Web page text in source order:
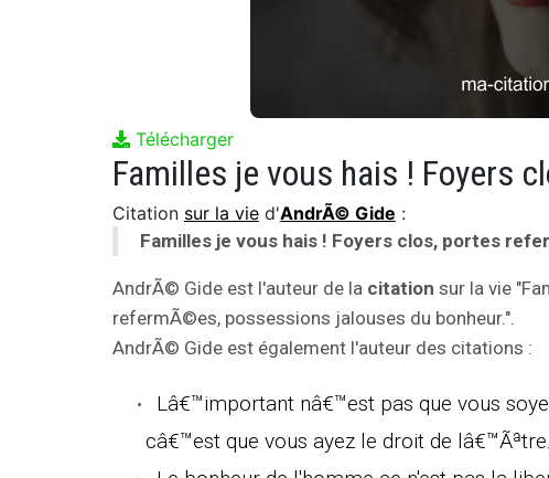
Télécharger
Citation sur la vie d'AndrÃ© Gide :
Familles je vous hais ! Foyers clos, portes
AndrÃ© Gide est l'auteur de la citation sur la vie
refermÃ©es, possessions jalouses du bonheur.".
AndrÃ© Gide est également l'auteur des citations :
Lâ€™important nâ€™est pas que vous
câ€™est que vous ayez le droit de lâ€™Ãªtre.